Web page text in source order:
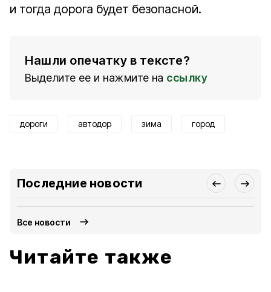
и тогда дорога будет безопасной.
Нашли опечатку в тексте?
Выделите ее и нажмите на ссылку
дороги автодор зима город
Последние новости
Все новости
Читайте также